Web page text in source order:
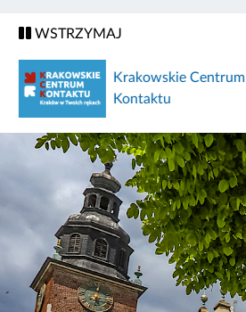
WSTRZYMAJ
Krakowskie Centrum
Kontaktu